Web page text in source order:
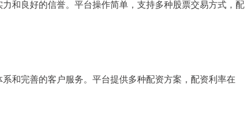
和良好的信誉。平台操作简单，支持多种股票交易方式，配
和完善的客户服务。平台提供多种配资方案，配资利率在